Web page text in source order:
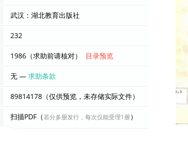
武汉：湖北教育出版社
232
1986（求助前请核对） 目录预览
无 —求助条款
89814178（仅供预览，未存储实际文件）
扫描PDF（若分多册发行，每次仅能受理1册）